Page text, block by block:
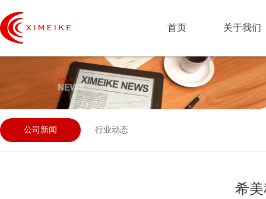
首页 关于我们
公司新闻 行业动态
希